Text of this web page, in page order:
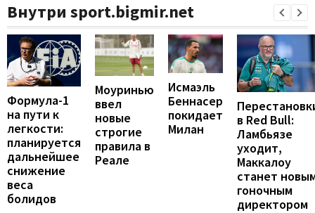
Внутри sport.bigmir.net
Формула-1
на пути к
легкости:
планируется
дальнейшее
снижение
веса
болидов
Моуринью
ввел
новые
строгие
правила в
Реале
Исмаэль
Беннасер
покидает
Милан
в Red Bull:
Ламбьязе
уходит,
Маккалоу
станет
гоночным
директором